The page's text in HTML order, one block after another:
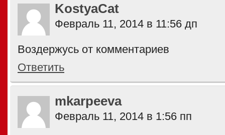
KostyaCat
Февраль 11, 2014 в 11:56 дп
Воздержусь от комментариев
Ответить
mkarpeeva
Февраль 11, 2014 в 1:56 пп